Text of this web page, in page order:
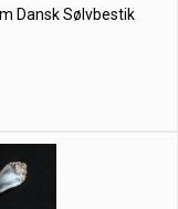
Dansk Sølvbestik